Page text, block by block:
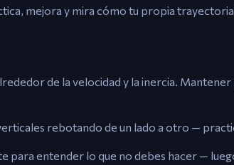
mejora y mira cómo tu propia
de la velocidad y la inercia.
rebotando de un lado a otro —
para entender lo que no debes hacer —